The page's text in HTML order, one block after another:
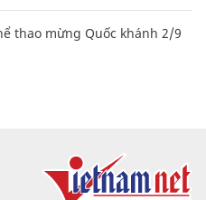
thao mừng Quốc khánh 2/9